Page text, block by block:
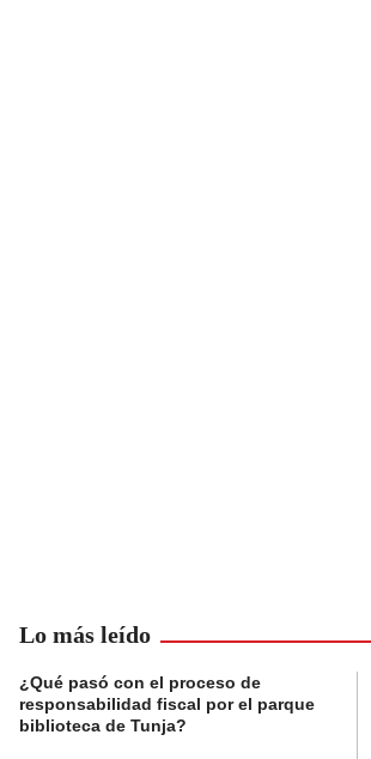
Lo más leído
¿Qué pasó con el proceso de
responsabilidad fiscal por el parque
biblioteca de Tunja?